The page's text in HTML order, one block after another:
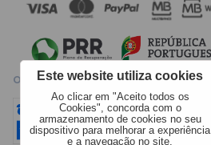
Opiniões dos Clientes
Trocas e Devoluções
Livro de Reclamações
Regulamento Giveaway
Política de Cookies
OPINIÕES CLIENTES
Este website utiliza cookies
Ao clicar em "Aceito todos os
Cookies", concorda com o
armazenamento de cookies no seu
dispositivo para melhorar a experiência
e a navegação no site.